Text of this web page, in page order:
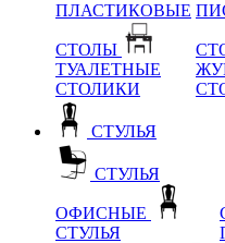
ПЛАСТИКОВЫЕ
СТОЛЫ
ТУАЛЕТНЫЕ
СТОЛИКИ
СТУЛЬЯ
СТУЛЬЯ
ОФИСНЫЕ
СТУЛЬЯ